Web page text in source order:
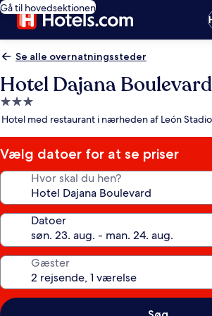
Gå til hovedsektionen
Se alle overnatningssteder
Hotel Dajana Boulevard
3.0-
stjernet
Hotel med restaurant i nærheden af León
Vælg datoer for at se priser
Hvor skal du hen?
Datoer
Gæster